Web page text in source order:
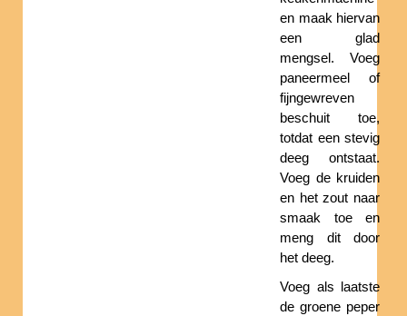
en maak hiervan
een glad
mengsel. Voeg
paneermeel of
fijngewreven
beschuit toe,
totdat een stevig
deeg ontstaat.
Voeg de kruiden
en het zout naar
smaak toe en
meng dit door
het deeg.
Voeg als laatste
de groene peper